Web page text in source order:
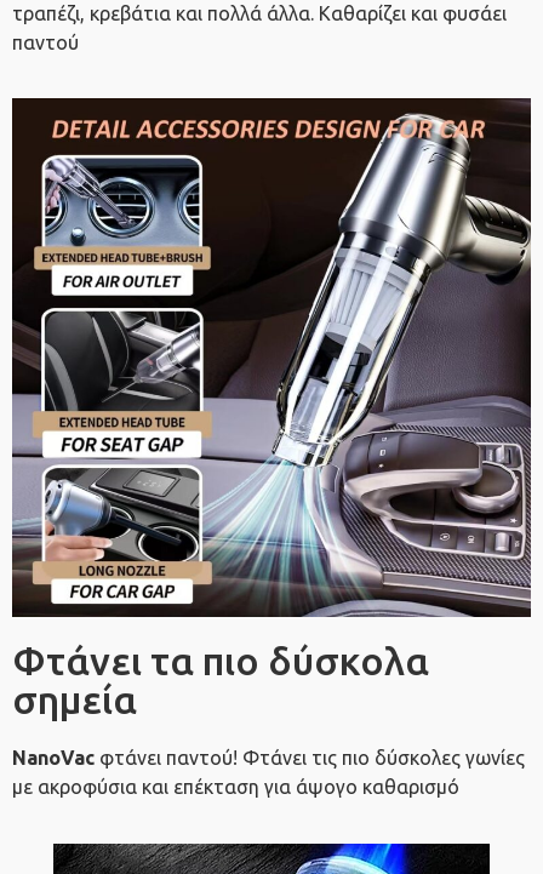
τραπέζι, κρεβάτια και πολλά άλλα. Καθαρίζει και φυσάει
παντού
Φτάνει τα πιο δύσκολα
σημεία
NanoVac φτάνει παντού! Φτάνει τις πιο δύσκολες γωνίες
με ακροφύσια και επέκταση για άψογο καθαρισμό